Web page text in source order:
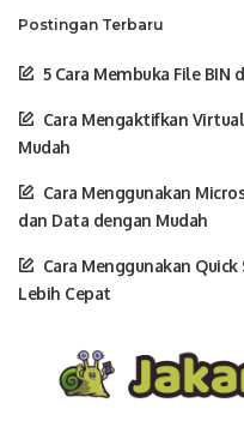
Postingan Terbaru
5 Cara Membuka File
Cara Mengaktifkan
Mudah
Cara Menggunakan
dan Data dengan Mudah
Cara Menggunakan
Lebih Cepat